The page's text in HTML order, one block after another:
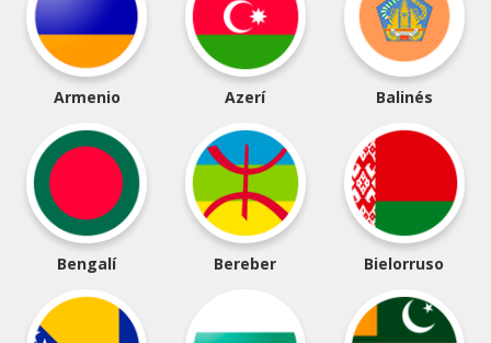
Armenio Azerí Balinés
Bengalí Bereber Bielorruso